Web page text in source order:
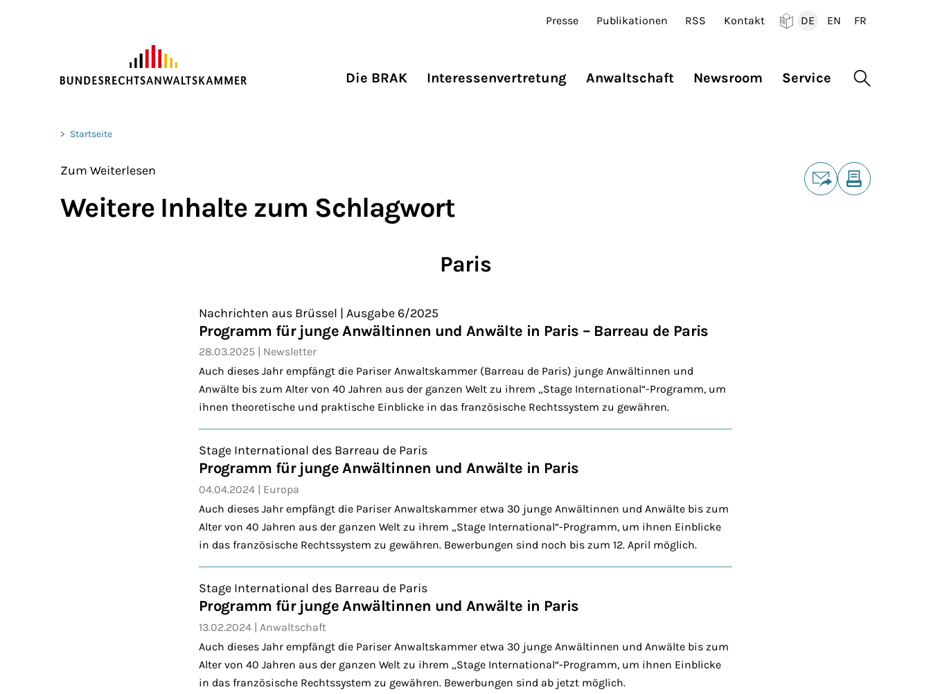
Presse Publikationen RSS Kontakt
DE
EN
FR
Die BRAK Interessenvertretung Anwaltschaft Newsroom Service Suche
Sie befinden sich hier:
> Startseite
Zum Weiterlesen
Weitere Inhalte zum Schlagwort
Paris
Nachrichten aus Brüssel | Ausgabe 6/2025
Programm für junge Anwältinnen und Anwälte in Paris – Barreau de Paris
28.03.2025
Newsletter
Auch dieses Jahr empfängt die Pariser Anwaltskammer (Barreau de Paris) junge Anwältinnen und
Anwälte bis zum Alter von 40 Jahren aus der ganzen Welt zu ihrem „Stage International“-Programm, um
ihnen theoretische und praktische Einblicke in das französische Rechtssystem zu gewähren.
Stage International des Barreau de Paris
Programm für junge Anwältinnen und Anwälte in Paris
04.04.2024
Europa
Auch dieses Jahr empfängt die Pariser Anwaltskammer etwa 30 junge Anwältinnen und Anwälte bis zum
Alter von 40 Jahren aus der ganzen Welt zu ihrem „Stage International“-Programm, um ihnen Einblicke
in das französische Rechtssystem zu gewähren. Bewerbungen sind noch bis zum 12. April möglich.
Stage International des Barreau de Paris
Programm für junge Anwältinnen und Anwälte in Paris
13.02.2024
Anwaltschaft
Auch dieses Jahr empfängt die Pariser Anwaltskammer etwa 30 junge Anwältinnen und Anwälte bis zum
Alter von 40 Jahren aus der ganzen Welt zu ihrem „Stage International“-Programm, um ihnen Einblicke
in das französische Rechtssystem zu gewähren. Bewerbungen sind ab jetzt möglich.